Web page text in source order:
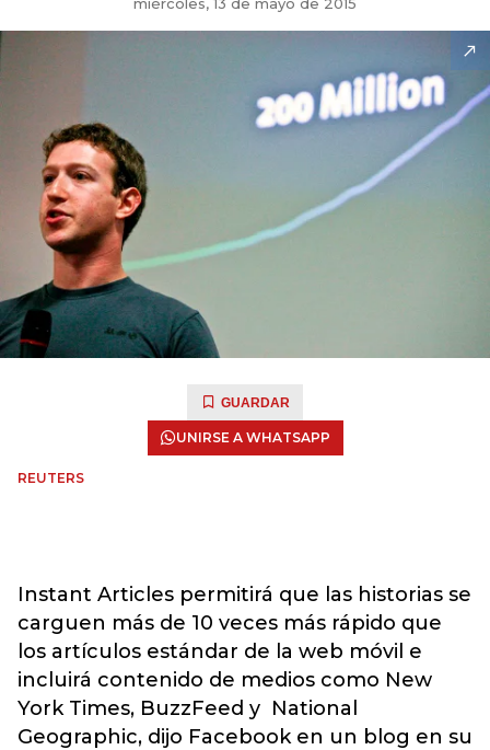
GUARDAR
UNIRSE A WHATSAPP
REUTERS
Instant Articles permitirá que las historias se
carguen más de 10 veces más rápido que
los artículos estándar de la web móvil e
incluirá contenido de medios como New
York Times, BuzzFeed y National
Geographic, dijo Facebook en un blog en su